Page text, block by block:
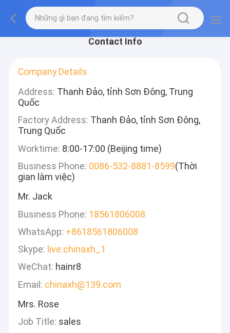
Contact Info
Company Details
Address: Thanh Đảo, tỉnh Sơn Đông, Trung
Quốc
Factory Address: Thanh Đảo, tỉnh Sơn Đông,
Trung Quốc
Worktime: 8:00-17:00 (Beijing time)
Business Phone: 0086-532-8881-8599(Thời
gian làm việc)
Mr. Jack
Business Phone: 18561806008
WhatsApp: +8618561806008
Skype: live:chinaxh_1
WeChat: hainr8
Email: chinaxh@139.com
Mrs. Rose
Job Title: sales